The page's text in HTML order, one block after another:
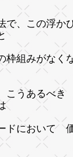
で、この浮か
枠組みがな
うあるべき
ドにおいて